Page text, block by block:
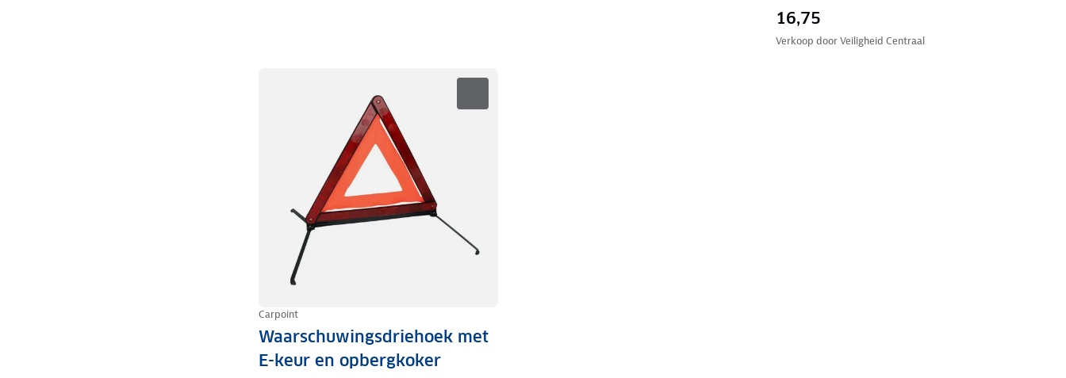
16,75
Verkoop doorVeiligheid Centraal
Carpoint
Waarschuwingsdriehoek met
E-keur en opbergkoker